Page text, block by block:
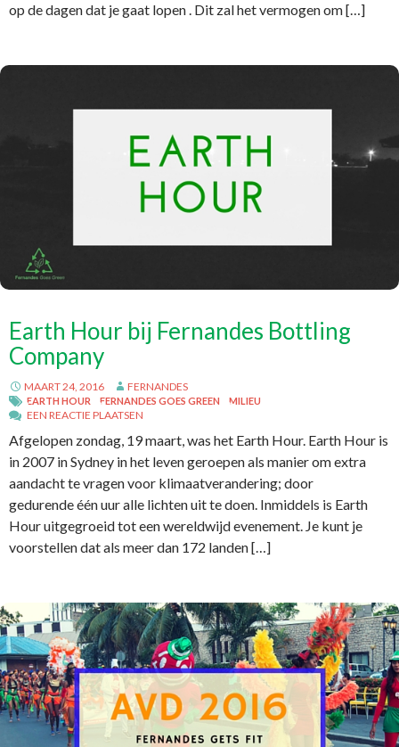
op de dagen dat je gaat lopen . Dit zal het vermogen om […]
Earth Hour bij Fernandes Bottling
Company
MAART 24, 2016 FERNANDES
EARTH HOUR FERNANDES GOES GREEN MILIEU
EEN REACTIE PLAATSEN
Afgelopen zondag, 19 maart, was het Earth Hour. Earth Hour is
in 2007 in Sydney in het leven geroepen als manier om extra
aandacht te vragen voor klimaatverandering; door
gedurende één uur alle lichten uit te doen. Inmiddels is Earth
Hour uitgegroeid tot een wereldwijd evenement. Je kunt je
voorstellen dat als meer dan 172 landen […]